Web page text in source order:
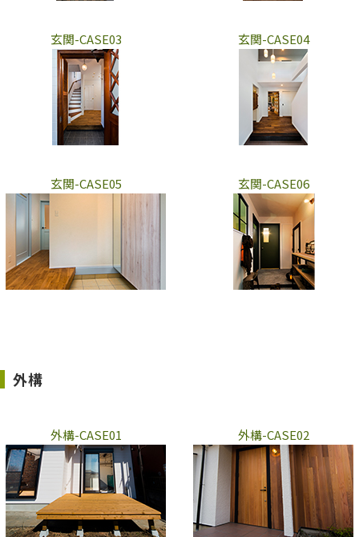
玄関-CASE03 玄関-CASE04
玄関-CASE05 玄関-CASE06
外構
外構-CASE01 外構-CASE02